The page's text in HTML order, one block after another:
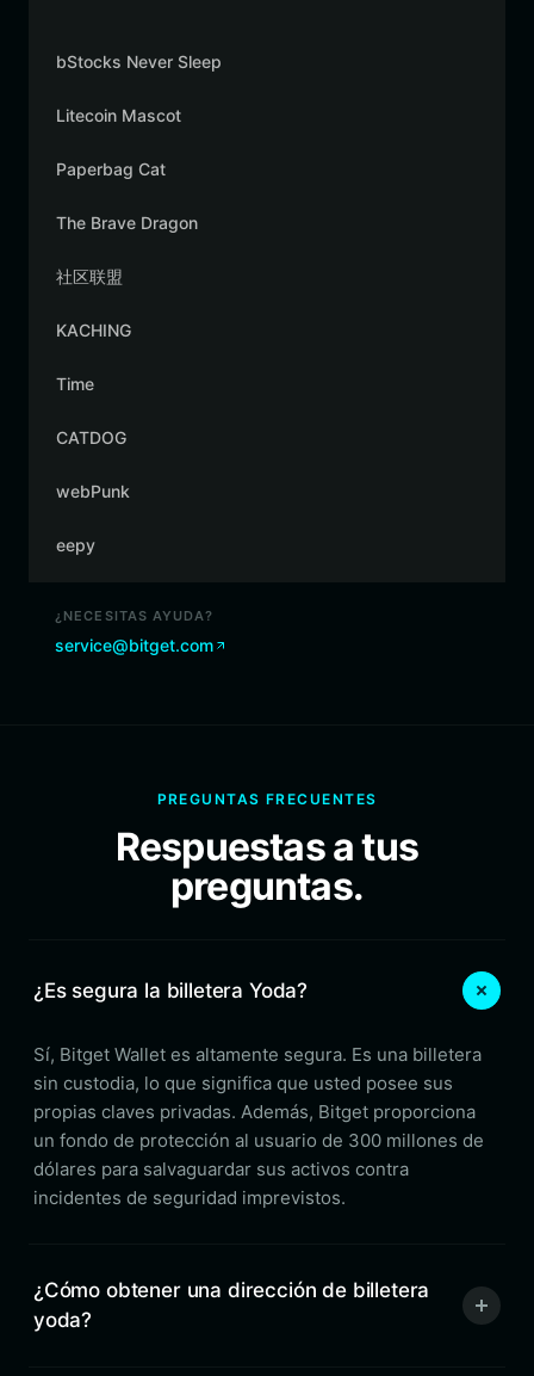
bStocks Never Sleep
Litecoin Mascot
Paperbag Cat
The Brave Dragon
社区联盟
KACHING
Time
CATDOG
webPunk
eepy
¿NECESITAS AYUDA?
service@bitget.com
PREGUNTAS FRECUENTES
Respuestas a tus
preguntas.
¿Es segura la billetera Yoda?
Sí, Bitget Wallet es altamente segura. Es una billetera
sin custodia, lo que significa que usted posee sus
propias claves privadas. Además, Bitget proporciona
un fondo de protección al usuario de 300 millones de
dólares para salvaguardar sus activos contra
incidentes de seguridad imprevistos.
¿Cómo obtener una dirección de billetera
yoda?